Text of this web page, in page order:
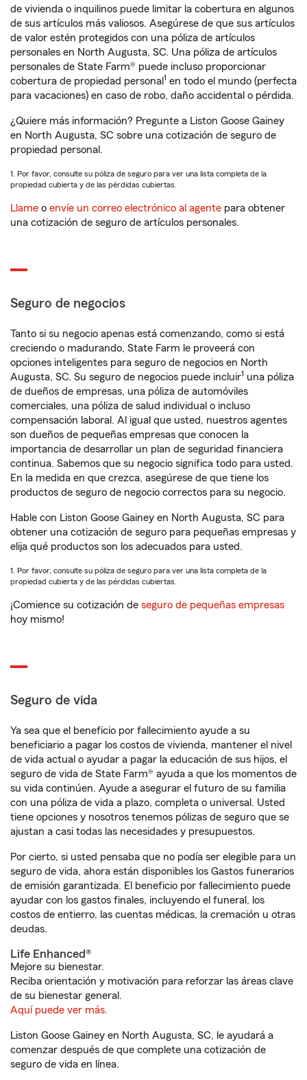
de vivienda o inquilinos puede limitar la cobertura en algunos
de sus artículos más valiosos. Asegúrese de que sus artículos
de valor estén protegidos con una póliza de artículos
personales en North Augusta, SC. Una póliza de artículos
personales de State Farm® puede incluso proporcionar
cobertura de propiedad personal 1 en todo el mundo (perfecta
para vacaciones) en caso de robo, daño accidental o pérdida.
¿Quiere más información? Pregunte a Liston Goose Gainey
en North Augusta, SC sobre una cotización de seguro de
propiedad personal.
1. Por favor, consulte su póliza de seguro para ver una lista completa de la
propiedad cubierta y de las pérdidas cubiertas.
Llame o envíe un correo electrónico al agente para obtener
una cotización de seguro de artículos personales.
Seguro de negocios
Tanto si su negocio apenas está comenzando, como si está
creciendo o madurando, State Farm le proveerá con
opciones inteligentes para seguro de negocios en North
Augusta, SC. Su seguro de negocios puede incluir1 una póliza
de dueños de empresas, una póliza de automóviles
comerciales, una póliza de salud individual o incluso
compensación laboral. Al igual que usted, nuestros agentes
son dueños de pequeñas empresas que conocen la
importancia de desarrollar un plan de seguridad financiera
continua. Sabemos que su negocio significa todo para usted.
En la medida en que crezca, asegúrese de que tiene los
productos de seguro de negocio correctos para su negocio.
Hable con Liston Goose Gainey en North Augusta, SC para
obtener una cotización de seguro para pequeñas empresas y
elija qué productos son los adecuados para usted.
1. Por favor, consulte su póliza de seguro para ver una lista completa de la
propiedad cubierta y de las pérdidas cubiertas.
¡Comience su cotización de seguro de pequeñas empresas
hoy mismo!
Seguro de vida
Ya sea que el beneficio por fallecimiento ayude a su
beneficiario a pagar los costos de vivienda, mantener el nivel
de vida actual o ayudar a pagar la educación de sus hijos, el
seguro de vida de State Farm® ayuda a que los momentos de
su vida continúen. Ayude a asegurar el futuro de su familia
con una póliza de vida a plazo, completa o universal. Usted
tiene opciones y nosotros tenemos pólizas de seguro que se
ajustan a casi todas las necesidades y presupuestos.
Por cierto, si usted pensaba que no podía ser elegible para un
seguro de vida, ahora están disponibles los Gastos funerarios
de emisión garantizada. El beneficio por fallecimiento puede
ayudar con los gastos finales, incluyendo el funeral, los
costos de entierro, las cuentas médicas, la cremación u otras
deudas.
Life Enhanced®
Mejore su bienestar.
Reciba orientación y motivación para reforzar las áreas clave
de su bienestar general.
Aquí puede ver más.
Liston Goose Gainey en North Augusta, SC, le ayudará a
comenzar después de que complete una cotización de
seguro de vida en línea.